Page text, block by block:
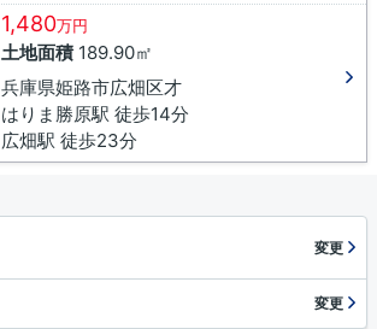
1,480万円
土地面積189.90㎡
兵庫県姫路市広畑区才
はりま勝原駅 徒歩14分
広畑駅 徒歩23分
変更
変更